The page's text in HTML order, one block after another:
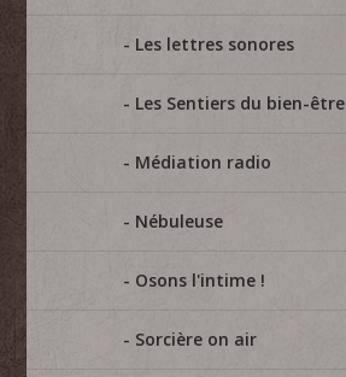
Les lettres sonores
Les Sentiers du bien-être
Médiation radio
Nébuleuse
Osons l'intime !
Sorcière on air